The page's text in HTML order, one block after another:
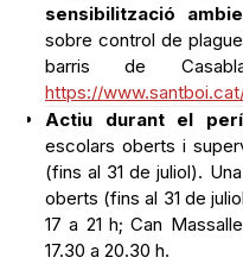
sensibilització
sobre control de
barris de
https://
Actiu durant el
escolars oberts i
(fins al 31 de juliol).
oberts (fins al 31 de
17 a 21 h; Can
17.30 a 20.30 h.